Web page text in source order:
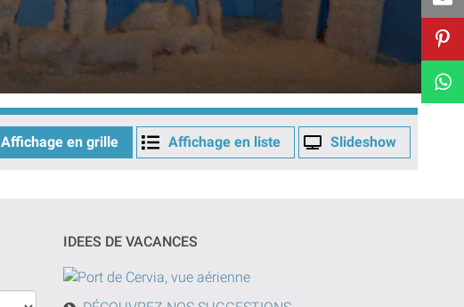
Affichage en grille Affichage en liste Slideshow
IDEES DE VACANCES